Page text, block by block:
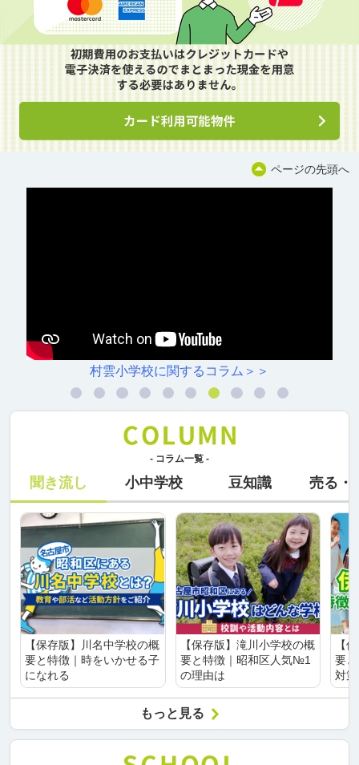
ページの先頭へ
村雲小学校に関するコラム＞＞
- コラム一覧 -
聞き流し 小中学校 豆知識 売る・
【保存版】川名中学校の概
要と特徴｜時をいかせる子
になれる
【保存版】滝川小学校の概
要と特徴｜昭和区人気№1
の理由は
【
要
対
もっと見る